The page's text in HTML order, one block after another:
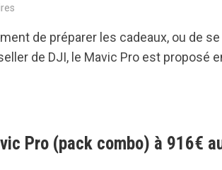
de préparer les cadeaux, ou de
de DJI, le Mavic Pro est proposé
Pro (pack combo) à 916€